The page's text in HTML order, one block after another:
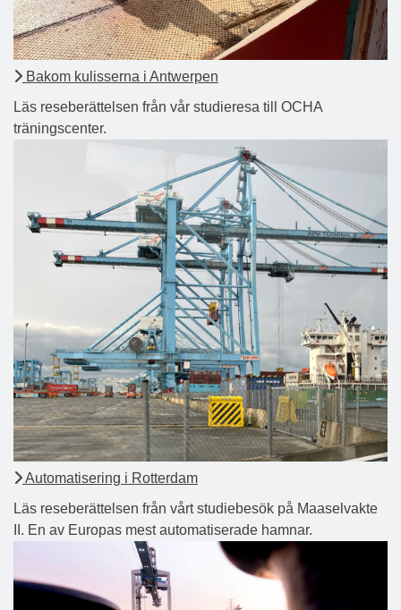
Bakom kulisserna i Antwerpen
Läs reseberättelsen från vår studieresa till OCHA
träningscenter.
Automatisering i Rotterdam
Läs reseberättelsen från vårt studiebesök på Maaselvakte
II. En av Europas mest automatiserade hamnar.